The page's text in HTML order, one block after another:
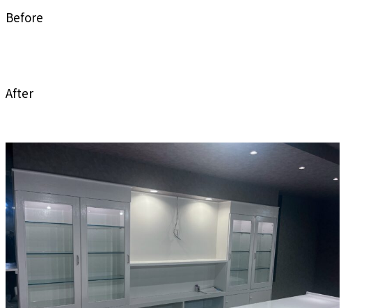
Before
After